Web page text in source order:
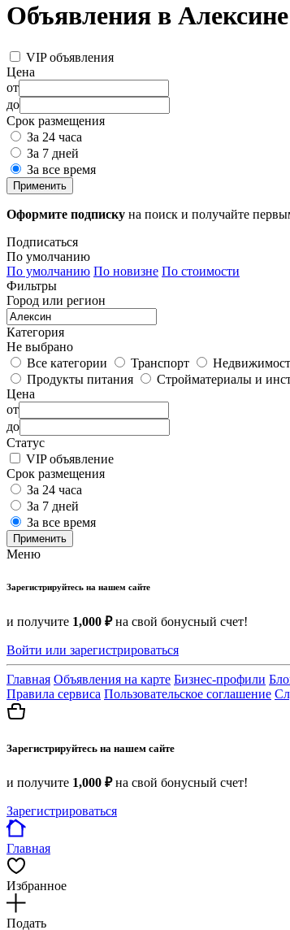
Объявления в Алексине
VIP объявления
Цена
от
до
Срок размещения
За 24 часа
За 7 дней
За все время
Применить
Оформите подписку на поиск и получайте
Подписаться
По умолчанию
По умолчанию По новизне По стоимости
Фильтры
Город или регион
Категория
Не выбрано
Все категории
Транспорт
Продукты питания
Стройматериалы и
Цена
от
до
Статус
VIP объявление
Срок размещения
За 24 часа
За 7 дней
За все время
Применить
Меню
Зарегистрируйтесь на нашем сайте
и получите 1,000 ₽на свой бонусный счет!
Войти или зарегистрироваться
Главная Объявления на карте Бизнес-профили
Правила сервиса Пользовательское соглашение
Зарегистрируйтесь на нашем сайте
и получите 1,000 ₽на свой бонусный счет!
Зарегистрироваться
Главная
Избранное
Подать